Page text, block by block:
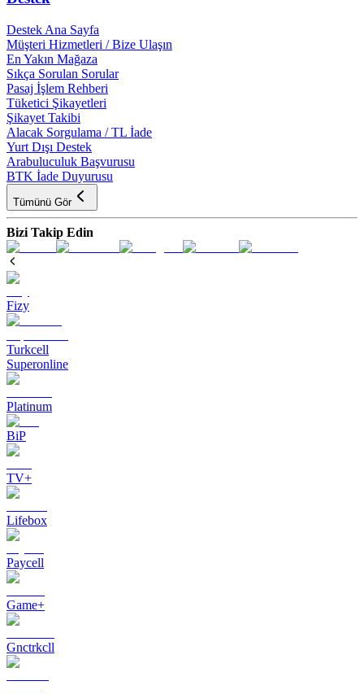
Destek Ana Sayfa
Müşteri Hizmetleri / Bize Ulaşın
En Yakın Mağaza
Sıkça Sorulan Sorular
Pasaj İşlem Rehberi
Tüketici Şikayetleri
Şikayet Takibi
Alacak Sorgulama / TL İade
Yurt Dışı Destek
Arabuluculuk Başvurusu
BTK İade Duyurusu
Tümünü Gör
Bizi Takip Edin
Fizy
Turkcell
Superonline
Platinum
BiP
TV+
Lifebox
Paycell
Game+
Gnctrkcll